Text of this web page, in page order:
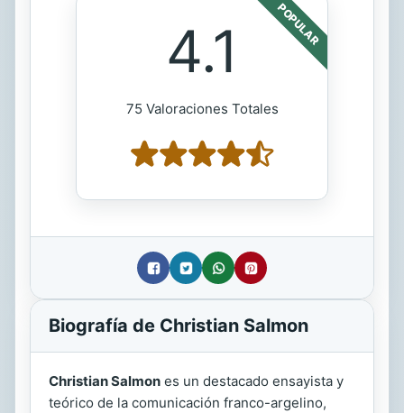
POPULAR
4.1
75 Valoraciones Totales
Biografía de Christian Salmon
Christian Salmon es un destacado ensayista y
teórico de la comunicación franco-argelino,